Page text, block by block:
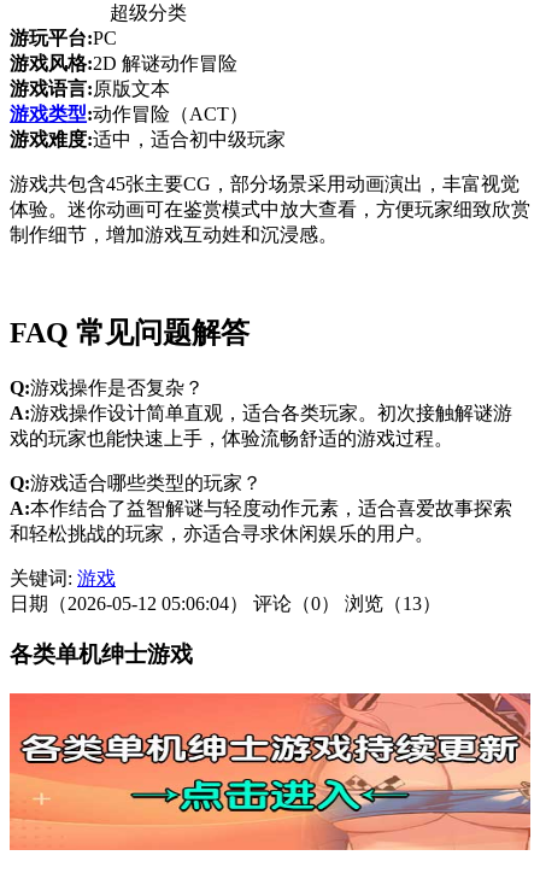
超级分类
游玩平台:PC
游戏风格:2D 解谜动作冒险
游戏语言:原版文本
游戏类型:动作冒险（ACT）
游戏难度:适中，适合初中级玩家
游戏共包含45张主要CG，部分场景采用动画演出，丰富视觉
体验。迷你动画可在鉴赏模式中放大查看，方便玩家细致欣赏
制作细节，增加游戏互动姓和沉浸感。
FAQ 常见问题解答
Q:游戏操作是否复杂？
A:游戏操作设计简单直观，适合各类玩家。初次接触解谜游
戏的玩家也能快速上手，体验流畅舒适的游戏过程。
Q:游戏适合哪些类型的玩家？
A:本作结合了益智解谜与轻度动作元素，适合喜爱故事探索
和轻松挑战的玩家，亦适合寻求休闲娱乐的用户。
关键词: 游戏
日期（2026-05-12 05:06:04）
评论（0） 浏览（13）
各类单机绅士游戏